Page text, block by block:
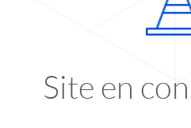
Site en